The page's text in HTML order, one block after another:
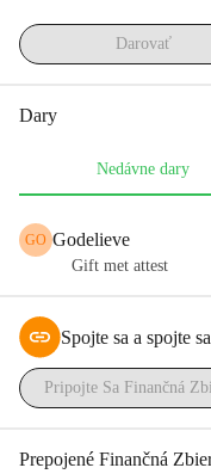
februára do
internáte.
zabezpečený:
hudby.
Škola
zlepšenie
ďalšie
peniaze na
Darovať
Dary
Nedávne dary
GO Godelieve
Gift met attest
Spojte sa a spojte
Pripojte Sa Finančná
Prepojené Finančná